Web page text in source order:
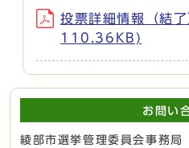
投票詳細情報（結
110.36KB)
お問い
綾部市選挙管理委員会事務局